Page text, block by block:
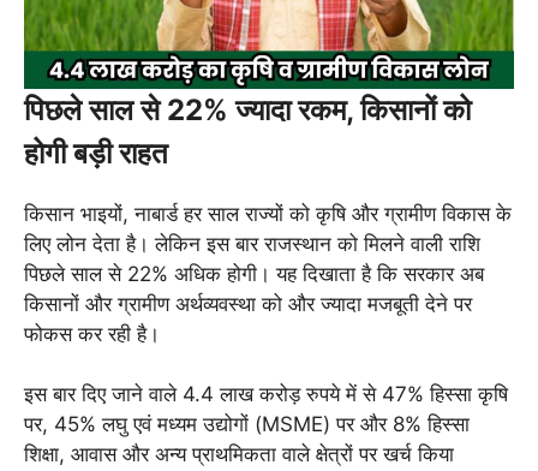
पिछले साल से 22% ज्यादा रकम, किसानों को
होगी बड़ी राहत
किसान भाइयों, नाबार्ड हर साल राज्यों को कृषि और ग्रामीण विकास के
लिए लोन देता है। लेकिन इस बार राजस्थान को मिलने वाली राशि
पिछले साल से 22% अधिक होगी। यह दिखाता है कि सरकार अब
किसानों और ग्रामीण अर्थव्यवस्था को और ज्यादा मजबूती देने पर
फोकस कर रही है।
इस बार दिए जाने वाले 4.4 लाख करोड़ रुपये में से 47% हिस्सा कृषि
पर, 45% लघु एवं मध्यम उद्योगों (MSME) पर और 8% हिस्सा
शिक्षा, आवास और अन्य प्राथमिकता वाले क्षेत्रों पर खर्च किया